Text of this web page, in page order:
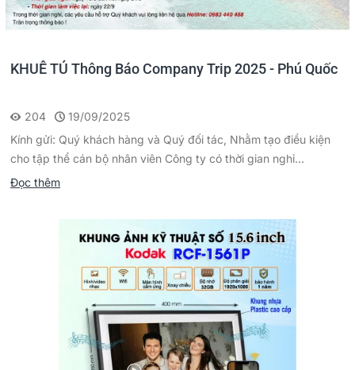
KHUÊ TÚ Thông Báo Company Trip 2025 - Phú Quốc
204
19/09/2025
Kính gửi: Quý khách hàng và Quý đối tác, Nhằm tạo điều kiện
cho tập thể cán bộ nhân viên Công ty có thời gian nghỉ...
Đọc thêm